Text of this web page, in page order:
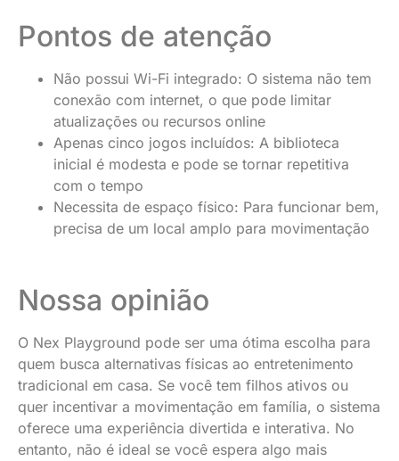
Pontos de atenção
Não possui Wi-Fi integrado: O sistema não tem
conexão com internet, o que pode limitar
atualizações ou recursos online
Apenas cinco jogos incluídos: A biblioteca
inicial é modesta e pode se tornar repetitiva
com o tempo
Necessita de espaço físico: Para funcionar bem,
precisa de um local amplo para movimentação
Nossa opinião
O Nex Playground pode ser uma ótima escolha para
quem busca alternativas físicas ao entretenimento
tradicional em casa. Se você tem filhos ativos ou
quer incentivar a movimentação em família, o sistema
oferece uma experiência divertida e interativa. No
entanto, não é ideal se você espera algo mais